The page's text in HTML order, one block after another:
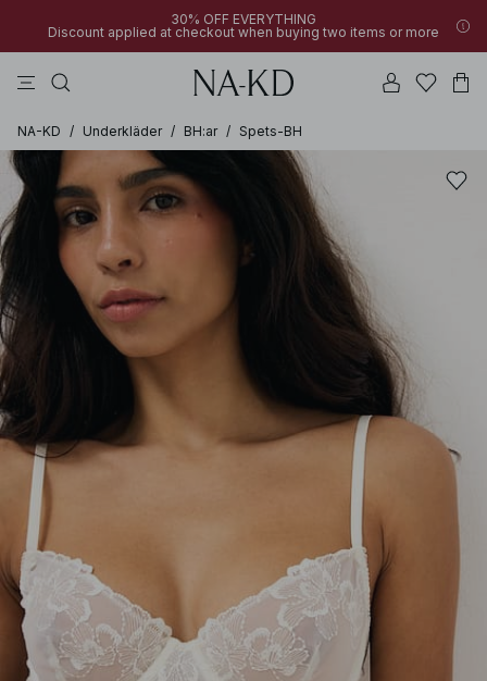
30% OFF EVERYTHING
Discount applied at checkout when buying two items or more
NA-KD / Underkläder / BH:ar / Spets-BH